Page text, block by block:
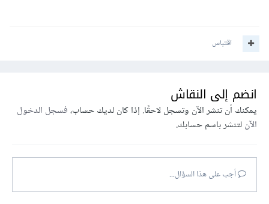
اقتباس
انضم إلى النقاش
يمكنك أن تنشر الآن وتسجل لاحقًا. إذا كان لديك حساب،فسجل الدخول
الآنلتنشر باسم حسابك.
أجب على هذا السؤال...